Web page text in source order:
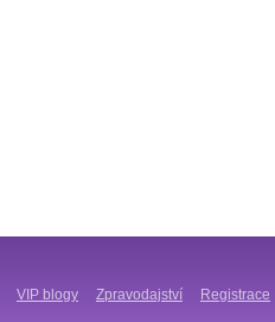
VIP blogy Zpravodajství Registrace